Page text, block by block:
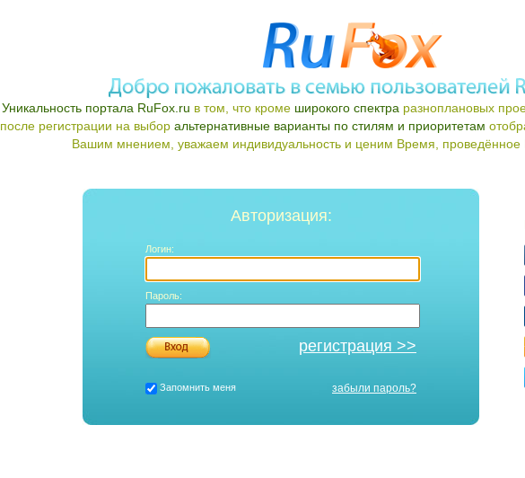
Уникальность портала RuFox.ru в том, что кроме широкого спектра разноплановых
после регистрации на выбор альтернативные варианты по стилям и приоритетам
Вашим мнением, уважаем индивидуальность и ценим Время,
Авторизация:
Логин:
Пароль:
регистрация >>
Запомнить меня забыли пароль?